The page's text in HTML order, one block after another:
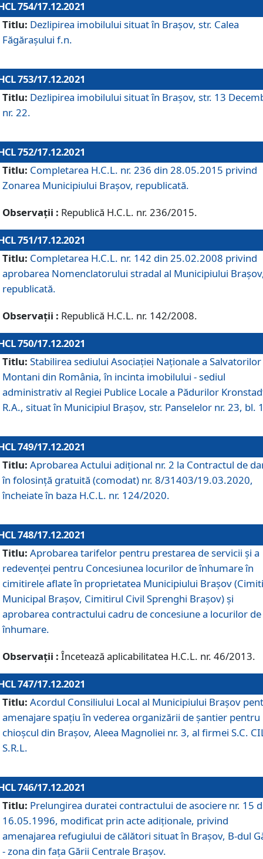
754/17.12.2021
Titlu: Dezlipirea imobilului situat în Brașov, str. Calea
Făgărașului f.n.
753/17.12.2021
Titlu: Dezlipirea imobilului situat în Brașov, str. 13
nr. 22.
752/17.12.2021
Titlu: Completarea H.C.L. nr. 236 din 28.05.2015 privind
Zonarea Municipiului Braşov, republicată.
Observații : Republică H.C.L. nr. 236/2015.
751/17.12.2021
Titlu: Completarea H.C.L. nr. 142 din 25.02.2008 privind
aprobarea Nomenclatorului stradal al Municipiului
republicată.
Observații : Republică H.C.L. nr. 142/2008.
750/17.12.2021
Titlu: Stabilirea sediului Asociației Naționale a Salvatorilor
Montani din România, în incinta imobilului - sediul
administrativ al Regiei Publice Locale a Pădurilor
R.A., situat în Municipiul Braşov, str. Panselelor nr. 23, bl.
749/17.12.2021
Titlu: Aprobarea Actului adițional nr. 2 la Contractul de
în folosință gratuită (comodat) nr. 8/31403/19.03.2020,
încheiate în baza H.C.L. nr. 124/2020.
748/17.12.2021
Titlu: Aprobarea tarifelor pentru prestarea de servicii şi a
redevenţei pentru Concesiunea locurilor de înhumare în
cimitirele aflate în proprietatea Municipiului Braşov
Municipal Braşov, Cimitirul Civil Sprenghi Braşov) şi
aprobarea contractului cadru de concesiune a locurilor de
înhumare.
Observații : Încetează aplicabilitatea H.C.L. nr. 46/2013.
747/17.12.2021
Titlu: Acordul Consiliului Local al Municipiului Braşov
amenajare spațiu în vederea organizării de șantier pentru
chioșcul din Brașov, Aleea Magnoliei nr. 3, al firmei S.C.
S.R.L.
746/17.12.2021
Titlu: Prelungirea duratei contractului de asociere nr. 15
16.05.1996, modificat prin acte adiționale, privind
amenajarea refugiului de călători situat în Brașov, B-dul
- zona din faţa Gării Centrale Brașov.